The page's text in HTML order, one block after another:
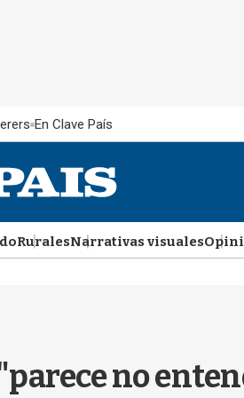
En Clave País
RuralesNarrativas visuales
no